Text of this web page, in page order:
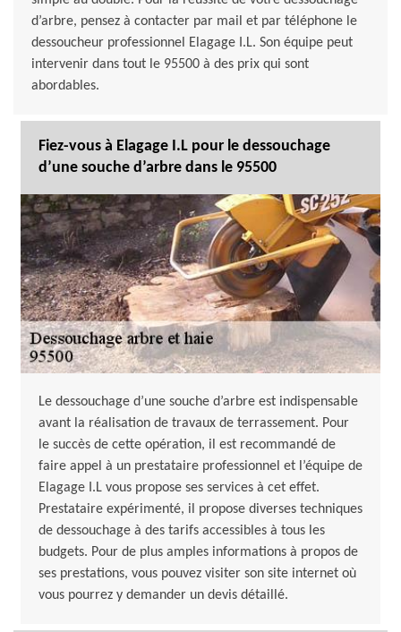
d’arbre, pensez à contacter par mail et par téléphone le
dessoucheur professionnel Elagage I.L. Son équipe peut
intervenir dans tout le 95500 à des prix qui sont
abordables.
Fiez-vous à Elagage I.L pour le dessouchage
d’une souche d’arbre dans le 95500
Le dessouchage d’une souche d’arbre est indispensable
avant la réalisation de travaux de terrassement. Pour
le succès de cette opération, il est recommandé de
faire appel à un prestataire professionnel et l’équipe de
Elagage I.L vous propose ses services à cet effet.
Prestataire expérimenté, il propose diverses techniques
de dessouchage à des tarifs accessibles à tous les
budgets. Pour de plus amples informations à propos de
ses prestations, vous pouvez visiter son site internet où
vous pourrez y demander un devis détaillé.